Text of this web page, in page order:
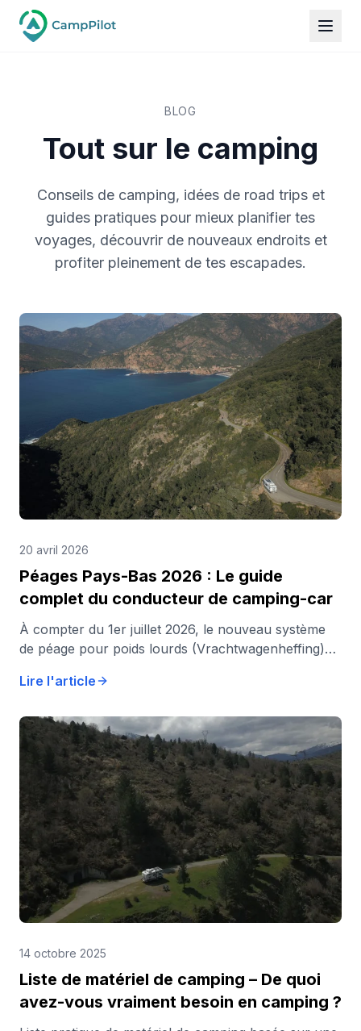
BLOG
Tout sur le camping
Conseils de camping, idées de road trips et
guides pratiques pour mieux planifier tes
voyages, découvrir de nouveaux endroits et
profiter pleinement de tes escapades.
20 avril 2026
Péages Pays-Bas 2026 : Le guide
complet du conducteur de camping-car
À compter du 1er juillet 2026, le nouveau système
de péage pour poids lourds (Vrachtwagenheffing)
kilométrique pour les camions sur la quasi-totalité
camping-cars en sont exemptés. Toutefois, tout
conducteur de camping-car de plus de 3,5 tonnes
doit s'enregistrer au préalable afin d'éviter les
amendes injustifiées. Par ailleurs, le système de
péage électronique A24 près de Rotterdam est en
vigueur pour tous les véhicules depuis décembre
2024. Nous vous expliquons les démarches à
effectuer avant de franchir la frontière en tant que
campeur.
Lire l'article
14 octobre 2025
Liste de matériel de camping – De quoi
avez-vous vraiment besoin en camping ?